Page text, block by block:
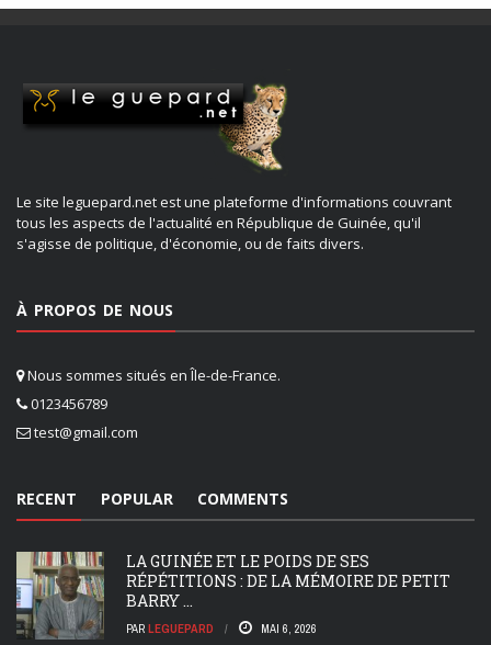
Le site leguepard.net est une plateforme d'informations couvrant
tous les aspects de l'actualité en République de Guinée, qu'il
s'agisse de politique, d'économie, ou de faits divers.
À PROPOS DE NOUS
Nous sommes situés en Île-de-France.
0123456789
test@gmail.com
RECENT POPULAR COMMENTS
LA GUINÉE ET LE POIDS DE SES
RÉPÉTITIONS : DE LA MÉMOIRE DE PETIT
BARRY ...
PAR LEGUEPARD MAI 6, 2026